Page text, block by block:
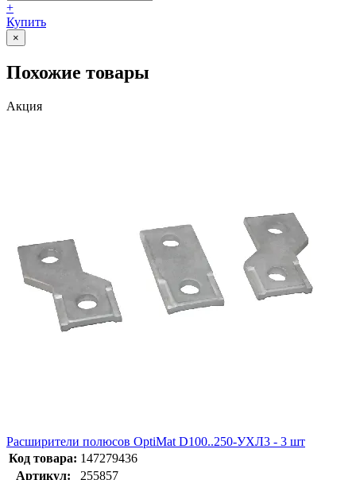
+
Купить
×
Похожие товары
Акция
Расширители полюсов OptiMat D100..250-УХЛ3 - 3 шт
Код товара: 147279436
Артикул:
255857